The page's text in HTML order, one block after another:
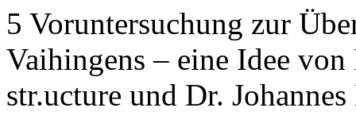
5 Voruntersuchung zur
Vaihingens – eine Idee
str.ucture und Dr.